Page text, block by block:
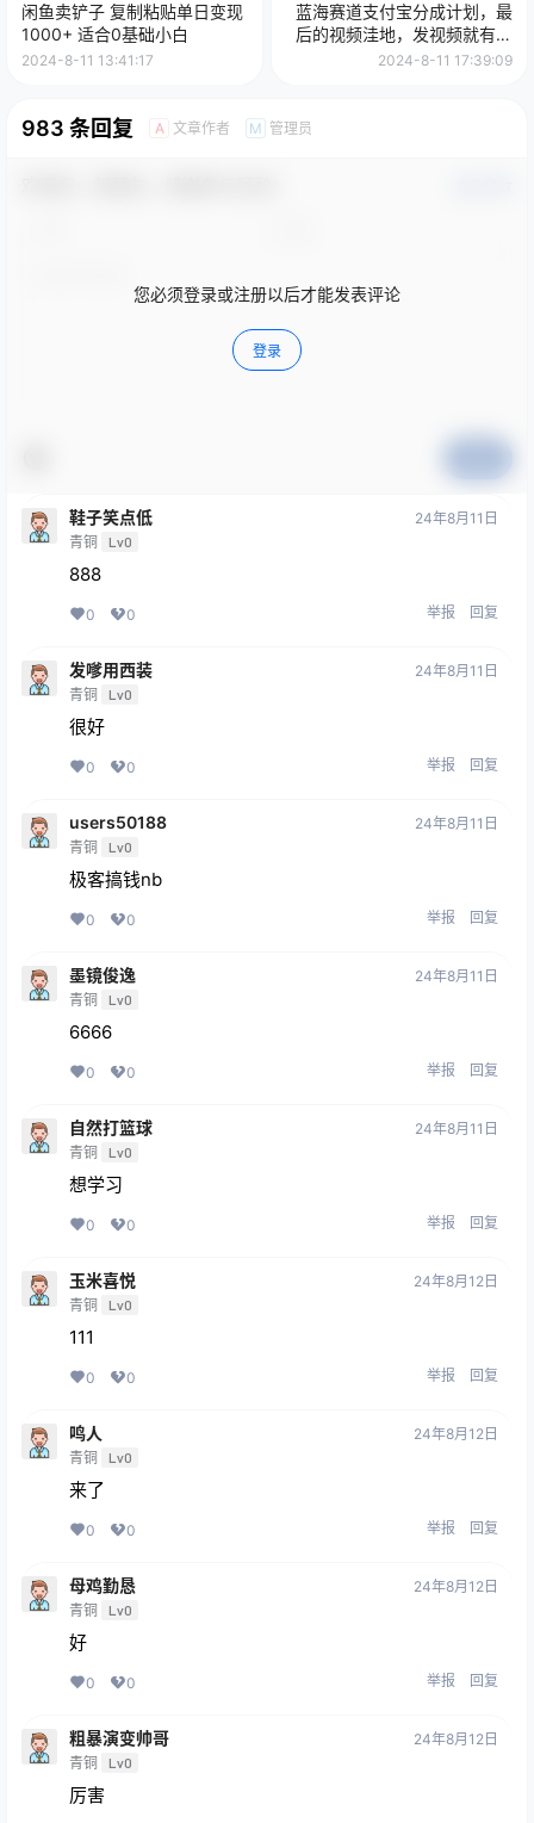
闲鱼卖铲子 复制粘贴单日变现
1000+ 适合0基础小白
2024-8-11 13:41:17
蓝海赛道支付宝分成计划，最
后的视频洼地，发视频就有收
益，轻松日入2K+
2024-8-11 17:39:09
983 条回复 A 文章作者 M 管理员
您必须登录或注册以后才能发表评论
登录
鞋子笑点低
青铜 Lv0
24年8月11日
888
0 0 举报 回复
发嗲用西装
青铜 Lv0
24年8月11日
很好
0 0 举报 回复
users50188
青铜 Lv0
24年8月11日
极客搞钱nb
0 0 举报 回复
墨镜俊逸
青铜 Lv0
24年8月11日
6666
0 0 举报 回复
自然打篮球
青铜 Lv0
24年8月11日
想学习
0 0 举报 回复
玉米喜悦
青铜 Lv0
24年8月12日
111
0 0 举报 回复
鸣人
青铜 Lv0
24年8月12日
来了
0 0 举报 回复
母鸡勤恳
青铜 Lv0
24年8月12日
好
0 0 举报 回复
粗暴演变帅哥
青铜 Lv0
24年8月12日
厉害